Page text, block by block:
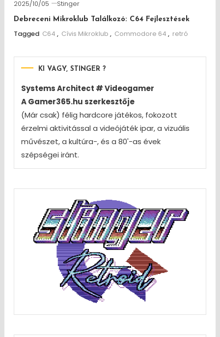
2025/10/05 Stinger
Debreceni Mikroklub Találkozó: C64 Fejlesztések
Tagged C64 , Cívis Mikroklub , Commodore 64 , retró
KI VAGY, STINGER ?
Systems Architect # Videogamer
A Gamer365.hu szerkesztője
(Már csak) félig hardcore játékos, fokozott
érzelmi aktivitással a videójáték ipar, a vizuális
művészet, a kultúra-, és a 80'-as évek
szépségei iránt.